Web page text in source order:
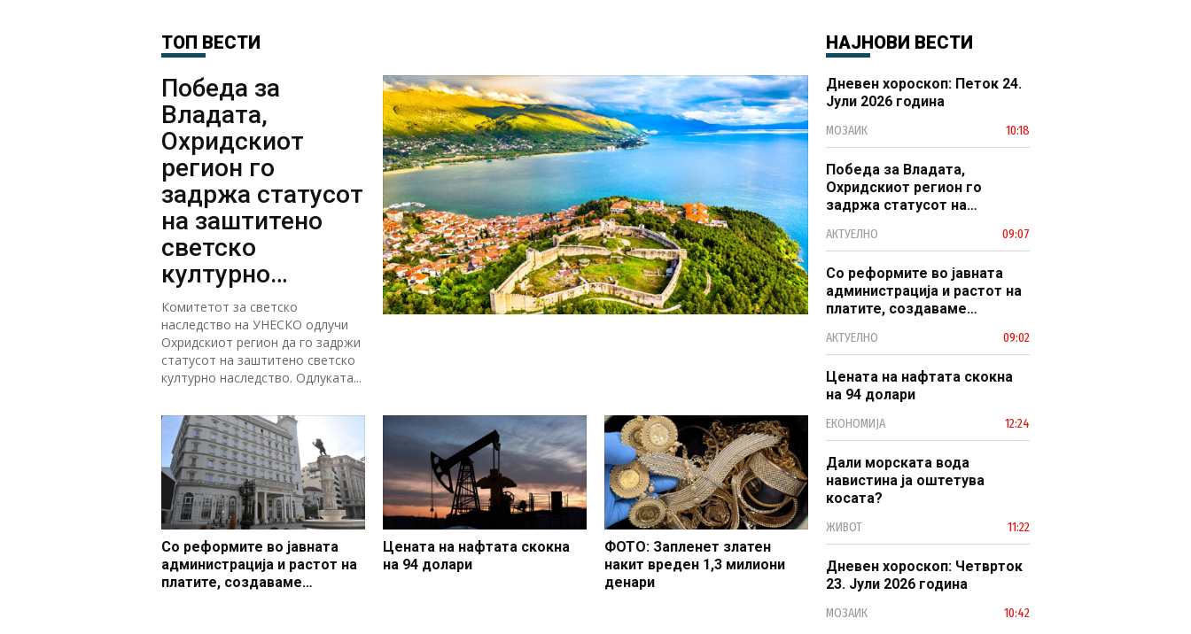
ТОП ВЕСТИ
Победа за
Владата,
Охридскиот
регион го
задржа статусот
на заштитено
светско
културно
наследство
Комитетот за светско
наследство на УНЕСКО одлучи
Охридскиот регион да го задржи
статусот на заштитено светско
културно наследство. Одлуката...
Со реформите во јавната
администрација и растот на
платите, создаваме
Цената на нафтата скокна
на 94 долари
ФОТО: Запленет златен
накит вреден 1,3 милиони
денари
НАЈНОВИ ВЕСТИ
Дневен хороскоп: Петок 24.
Јули 2026 година
МОЗАИК 10:18
Победа за Владата,
Охридскиот регион го
задржа статусот на
наследство
АКТУЕЛНО 09:07
Со реформите во јавната
администрација и растот на
платите, создаваме
модерен јавен сектор
АКТУЕЛНО 09:02
Цената на нафтата скокна
на 94 долари
ЕКОНОМИЈА 12:24
Дали морската вода
навистина ја оштетува
косата?
ЖИВОТ 11:22
Дневен хороскоп: Четврток
23. Јули 2026 година
МОЗАИК 10:42